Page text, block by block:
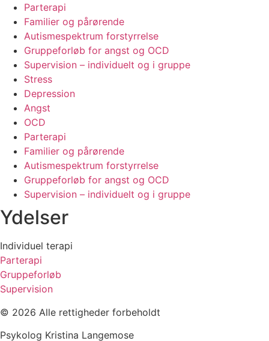
Parterapi
Familier og pårørende
Autismespektrum forstyrrelse
Gruppeforløb for angst og OCD
Supervision – individuelt og i gruppe
Stress
Depression
Angst
OCD
Parterapi
Familier og pårørende
Autismespektrum forstyrrelse
Gruppeforløb for angst og OCD
Supervision – individuelt og i gruppe
Ydelser
Individuel terapi
Parterapi
Gruppeforløb
Supervision
© 2026 Alle rettigheder forbeholdt
Psykolog Kristina Langemose